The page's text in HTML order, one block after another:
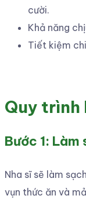
cười.
Khả năng
Tiết kiệm
Quy trình
Bước 1:
Nha sĩ sẽ làm
vụn thức ăn và